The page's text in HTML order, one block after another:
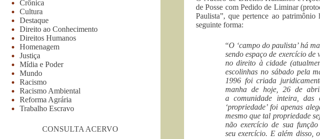
de Posse com Pedido de Liminar
Paulista”, que pertence ao
seguinte forma:
“O ‘campo do paulista’ há
sendo espaço de exercício
no direito à cidade
escolinhas no sábado pela
1996 foi criada
manha de hoje, 26 de
a comunidade inteira, das
‘propriedade’ foi apenas
mesmo que tal propriedade
não exercício de sua
seu exercício. E além disso,
Crônica
Cultura
Destaque
Direito ao Conhecimento
Direitos Humanos
Homenagem
Justiça
Mídia e Poder
Mundo
Racismo
Racismo Ambiental
Reforma Agrária
Trabalho Escravo
CONSULTA ACERVO